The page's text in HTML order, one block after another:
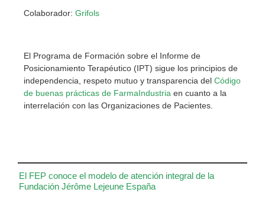
El FEP conoce el modelo de atención integral de la
Fundación Jérôme Lejeune España
Colaborador: Grifols
El Programa de Formación sobre el Informe de
Posicionamiento Terapéutico (IPT) sigue los principios de
independencia, respeto mutuo y transparencia del Código
de buenas prácticas de FarmaIndustria en cuanto a la
interrelación con las Organizaciones de Pacientes.